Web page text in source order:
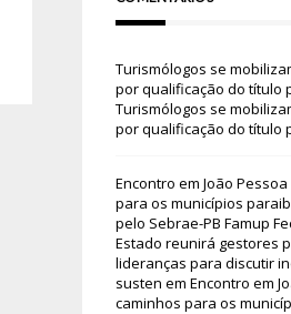
Turismólogos se
por qualificação do título
Turismólogos se
por qualificação do título
Encontro em João
para os municípios
pelo Sebrae-PB Famup
Estado reunirá gestores
lideranças para discutir
susten em Encontro em
caminhos para os